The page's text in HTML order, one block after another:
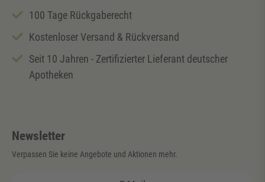
100 Tage Rückgaberecht
Kostenloser Versand & Rückversand
Seit 10 Jahren - Zertifizierter Lieferant deutscher
Apotheken
Newsletter
Verpassen Sie keine Angebote und Aktionen mehr.